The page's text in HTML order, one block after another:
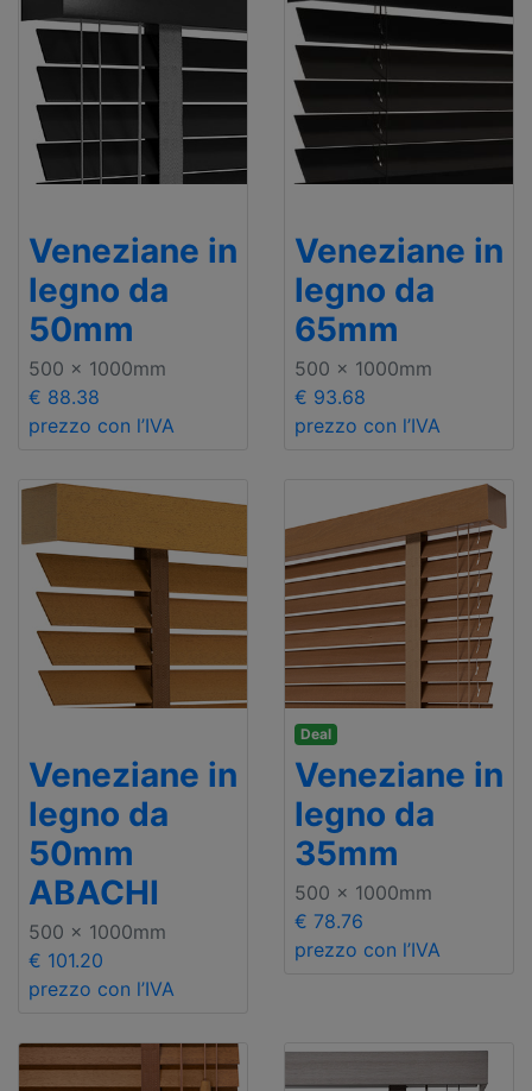
Veneziane in
legno da
50mm
500 x 1000mm
€ 88.38
prezzo con l’IVA
Veneziane in
legno da
65mm
500 x 1000mm
€ 93.68
prezzo con l’IVA
Veneziane in
legno da
50mm
ABACHI
500 x 1000mm
€ 101.20
prezzo con l’IVA
Deal
Veneziane in
legno da
35mm
500 x 1000mm
€ 78.76
prezzo con l’IVA